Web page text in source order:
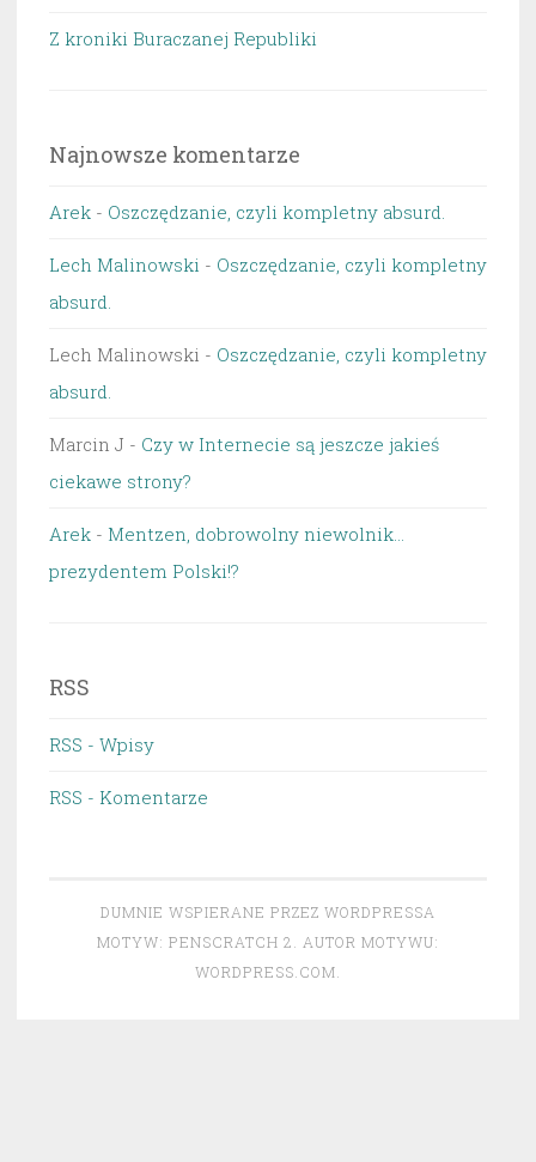
Z kroniki Buraczanej Republiki
Najnowsze komentarze
Arek - Oszczędzanie, czyli kompletny absurd.
Lech Malinowski - Oszczędzanie, czyli kompletny
absurd.
Lech Malinowski - Oszczędzanie, czyli kompletny
absurd.
Marcin J - Czy w Internecie są jeszcze jakieś
ciekawe strony?
Arek - Mentzen, dobrowolny niewolnik…
prezydentem Polski!?
RSS
RSS - Wpisy
RSS - Komentarze
DUMNIE WSPIERANE PRZEZ WORDPRESSA
MOTYW: PENSCRATCH 2. AUTOR MOTYWU:
WORDPRESS.COM.